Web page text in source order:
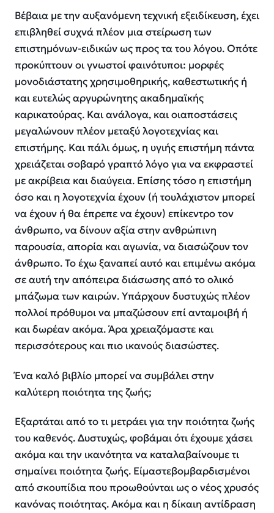
Βέβαια με την αυξανόμενη τεχνική εξειδίκευση,έχει
επιβληθεί συχνάπλέον μια στείρωση των
επιστημόνων-ειδικώνως προς τα του λόγου.Οπότε
προκύπτουνοιγνωστοίφαινότυποι: μορφές
μονοδιάστατηςχρησιμοθηρικής, καθεστωτικής ή
καιευτελώςαργυρώνητηςακαδημαϊκής
καρικατούρας. Και ανάλογα, καιοιαποστάσεις
μεγαλώνουν πλέον μεταξύλογοτεχνίας και
επιστήμης. Και πάλι όμως, η υγιήςεπιστήμη πάντα
χρειάζεται σοβαρό γραπτό λόγο για να εκφραστεί
με ακρίβεια και διαύγεια. Επίσης τόσο η επιστήμη
όσο και η λογοτεχνία έχουν (ή τουλάχιστον μπορεί
να έχουν ή θα έπρεπε να έχουν) επίκεντρο τον
άνθρωπο, να δίνουν αξία στην ανθρώπινη
παρουσία, απορία και αγωνία, να διασώζουν τον
άνθρωπο. Το έχω ξαναπεί αυτό και επιμένω ακόμα
σε αυτή την απόπειρα διάσωσης από το ολικό
μπάζωμα των καιρών.Υπάρχουνδυστυχώςπλέον
πολλοίπρόθυμοι να μπαζώσουνεπί ανταμοιβή ή
και δωρέαν ακόμα. Άραχρειαζόμαστε και
περισσότερους και πιο ικανούς διασώστες.
Ένα καλό βιβλίο μπορεί να συμβάλει στην
καλύτερη ποιότητα της ζωής;
Εξαρτάται από το τι μετράει για την ποιότητα ζωής
του καθενός. Δυστυχώς, φοβάμαι ότι έχουμε χάσει
ακόμα και την ικανότητα να καταλαβαίνουμε τι
σημαίνει ποιότητα ζωής. Είμαστεβομβαρδισμένοι
από σκουπίδιαπουπροωθούνται ως ο νέος χρυσός
κανόναςποιότητας.Ακόμα και η δίκαιη αντίδραση